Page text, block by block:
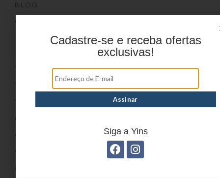
BLOG
CONTATO
MarcasCadastre-se e receba ofertas
exclusivas!
Siga a Yins